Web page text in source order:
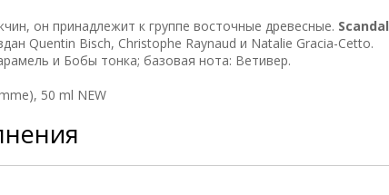
он принадлежит к группе восточные древесные. Scandal
Quentin Bisch, Christophe Raynaud и Natalie Gracia-Cetto.
и Бобы тонка; базовая нота: Ветивер.
50 ml NEW